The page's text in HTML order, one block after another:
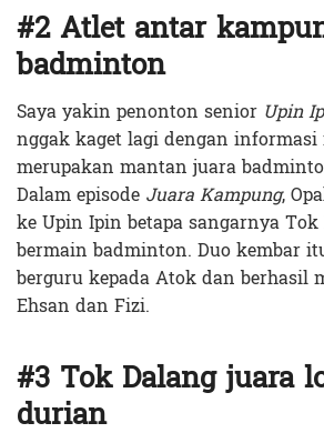
#2 Atlet antar
badminton
Saya yakin penonton senior Upin
nggak kaget lagi dengan
merupakan mantan juara
Dalam episode Juara Kampung,
ke Upin Ipin betapa sangarnya
bermain badminton. Duo kembar
berguru kepada Atok dan berhasil
Ehsan dan Fizi.
#3 Tok Dalang juara
durian